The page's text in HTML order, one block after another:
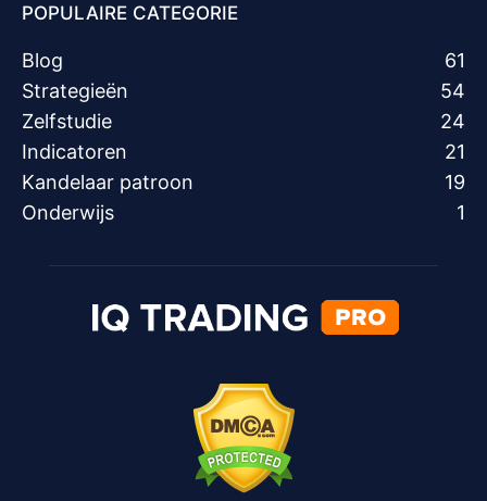
POPULAIRE CATEGORIE
Blog
61
Strategieën
54
Zelfstudie
24
Indicatoren
21
Kandelaar patroon
19
Onderwijs
1